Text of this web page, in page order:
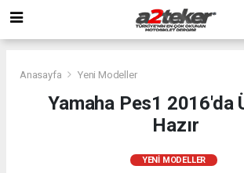
Anasayfa Yeni Modeller
Yamaha Pes1 2016'da
Hazır
YENI MODELLER